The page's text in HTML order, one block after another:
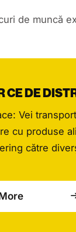
de muncă
Vei
cu produse
către
la oferirea unui
Lucrând